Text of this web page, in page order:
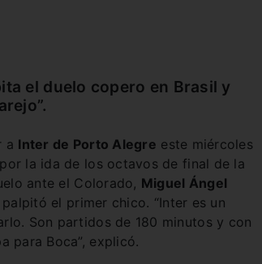
el duelo copero en Brasil y
a Inter de Porto Alegre este miércoles
la ida de los octavos de final de la
ante el Colorado, Miguel Ángel
el primer chico. “Inter es un
Son partidos de 180 minutos y con
para Boca”, explicó.